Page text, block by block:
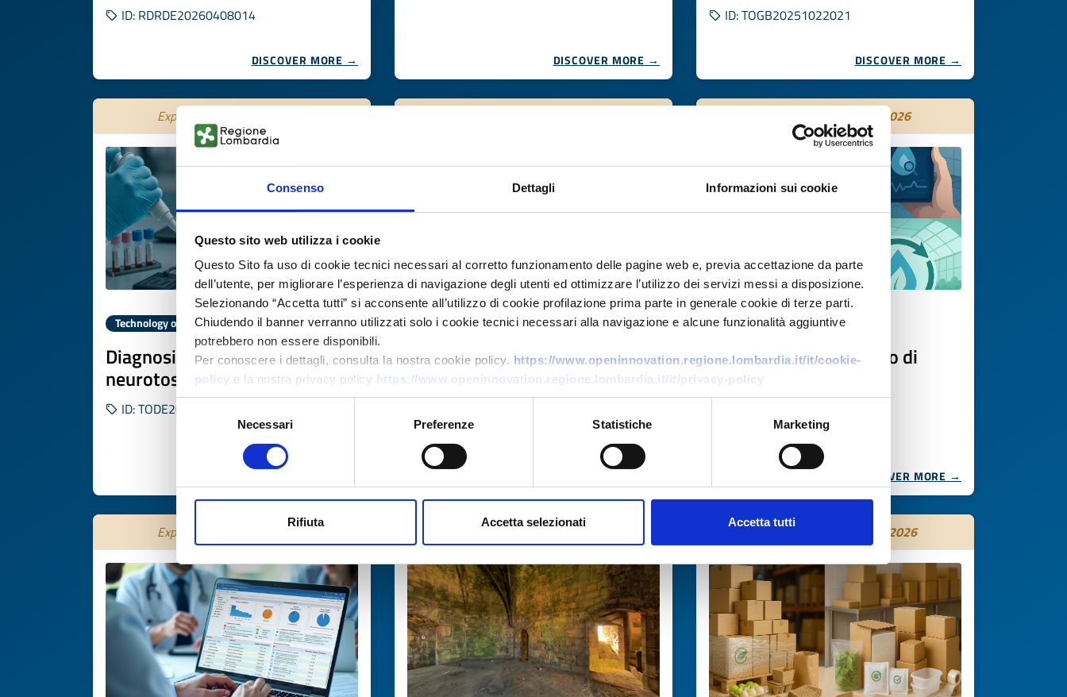
Consenso Dettagli Informazioni sui cookie
Questo sito web utilizza i cookie
Questo Sito fa uso di cookie tecnici necessari al corretto funzionamento delle pagine web e, previa accettazione da parte
dell’utente, per migliorare l’esperienza di navigazione degli utenti ed ottimizzare l’utilizzo dei servizi messi a disposizione.
Selezionando “Accetta tutti” si acconsente all’utilizzo di cookie profilazione prima parte in generale cookie di terze parti.
Chiudendo il banner verranno utilizzati solo i cookie tecnici necessari alla navigazione e alcune funzionalità aggiuntive
potrebbero non essere disponibili.
Per conoscere i dettagli, consulta la nostra cookie policy. https://www.openinnovation.regione.lombardia.it/it/cookie-
policy e la nostra privacy policy https://www.openinnovation.regione.lombardia.it/it/privacy-policy
Selezione
Necessari Preferenze Statistiche Marketing
Rifiuta Accetta selezionati Accetta tutti
ID: RDRDE20260408014
DISCOVER MORE → DISCOVER MORE →
ID: TOGB20251022021
DISCOVER MORE →
Expires on
Technology offer
Diagnosi e terapia di
neurotossicità da CAR-T
ID: TODE20250822011
Technology offer
Integrazione e rifornimento H2
modulari per mobilità,
logistica e industria
ID: TOES20251022012
31 ottobre 2026
Technology offer
Monitoraggio avanzato di
perdite idriche
DISCOVER MORE →
Expires on 31 ottobre 2026 Expires on31 ottobre 2026 Expires on 04 novembre 2026